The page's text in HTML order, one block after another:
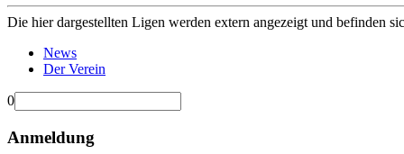
Die hier dargestellten Ligen werden extern angezeigt und befinden
News
Der Verein
0
Anmeldung